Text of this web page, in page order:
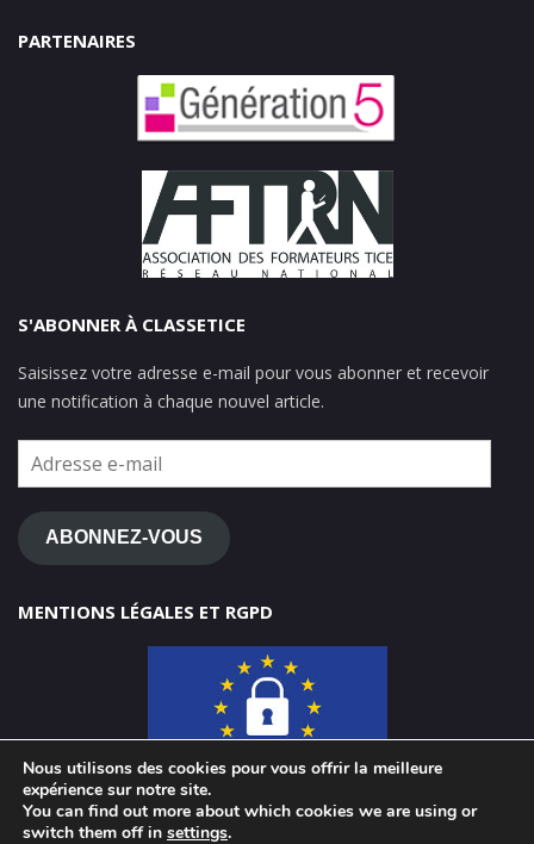
PARTENAIRES
S'ABONNER À CLASSETICE
Saisissez votre adresse e-mail pour vous abonner et recevoir
une notification à chaque nouvel article.
Adresse
mail
ABONNEZ-VOUS
MENTIONS LÉGALES ET RGPD
© 2026 ClasseTICE 1d
Nous utilisons des cookies pour vous offrir la meilleure
expérience sur notre site.
You can find out more about which cookies we are using or
switch them off in settings.